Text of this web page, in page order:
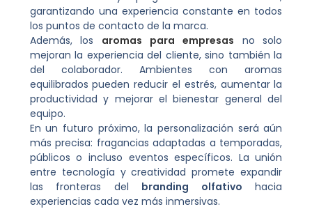
garantizando una experiencia constante en todos
los puntos de contacto de la marca.
Además, los
aromas para empresas no solo
mejoran la experiencia del cliente, sino también la
del colaborador. Ambientes con aromas
equilibrados pueden reducir el estrés, aumentar la
productividad y mejorar el bienestar general del
equipo.
En un futuro próximo, la personalización será aún
más precisa: fragancias adaptadas a temporadas,
públicos o incluso eventos específicos. La unión
entre tecnología y creatividad promete expandir
las fronteras del branding olfativo hacia
experiencias cada vez más inmersivas.